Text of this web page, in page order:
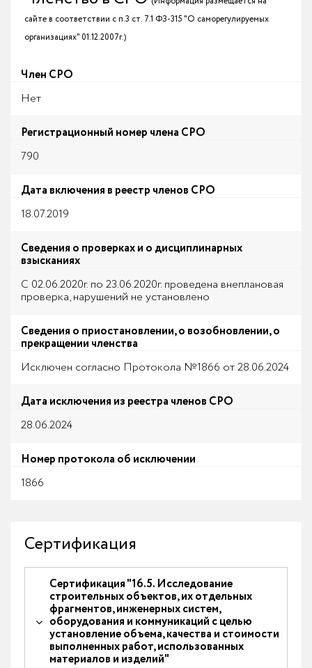
сайте в соответствии с п.3 ст. 7.1 ФЗ-315 "О саморегулируемых
организациях" 01.12.2007г.)
Член СРО
Нет
Регистрационный номер члена СРО
790
Дата включения в реестр членов СРО
18.07.2019
Сведения о проверках и о дисциплинарных
взысканиях
С 02.06.2020г. по 23.06.2020г. проведена внеплановая
проверка, нарушений не установлено
Сведения о приостановлении, о возобновлении, о
прекращении членства
Исключен согласно Протокола №1866 от 28.06.2024
Дата исключения из реестра членов СРО
28.06.2024
Номер протокола об исключении
1866
Сертификация
Сертификация "16.5. Исследование
строительных объектов, их отдельных
фрагментов, инженерных систем,
оборудования и коммуникаций с целью
установление объема, качества и стоимости
выполненных работ, использованных
материалов и изделий"